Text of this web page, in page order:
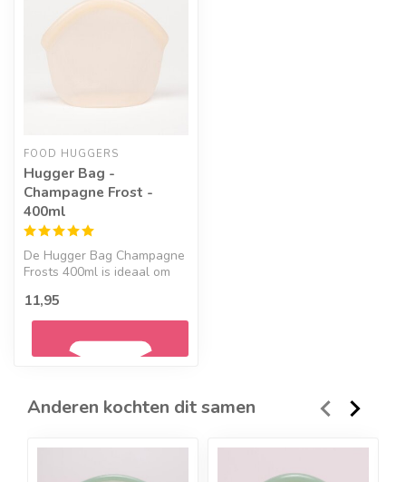
FOOD HUGGERS
Hugger Bag -
Champagne Frost -
400ml
De Hugger Bag Champagne
Frosts 400ml is ideaal om
de ...
11,95
Anderen kochten dit samen